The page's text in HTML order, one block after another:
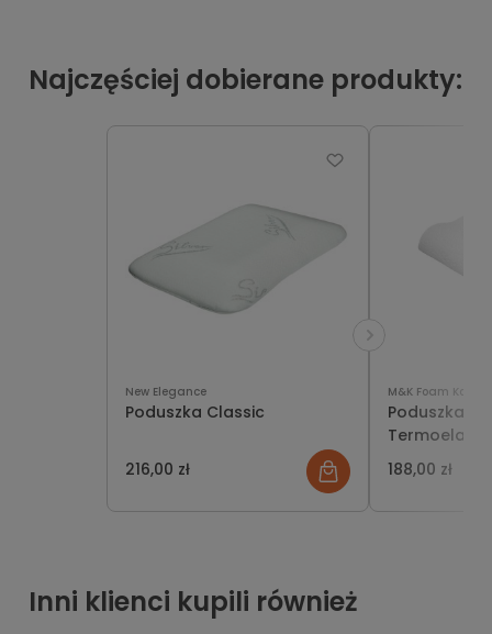
Najczęściej dobierane produkty:
New Elegance
Poduszka Classic
216,00 zł
M&K Foam Koło
Poduszka
188,00 zł
Inni klienci kupili również